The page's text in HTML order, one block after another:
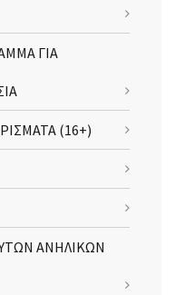
ΓΙΑ
(16+)
ΑΝΗΛΙΚΩΝ